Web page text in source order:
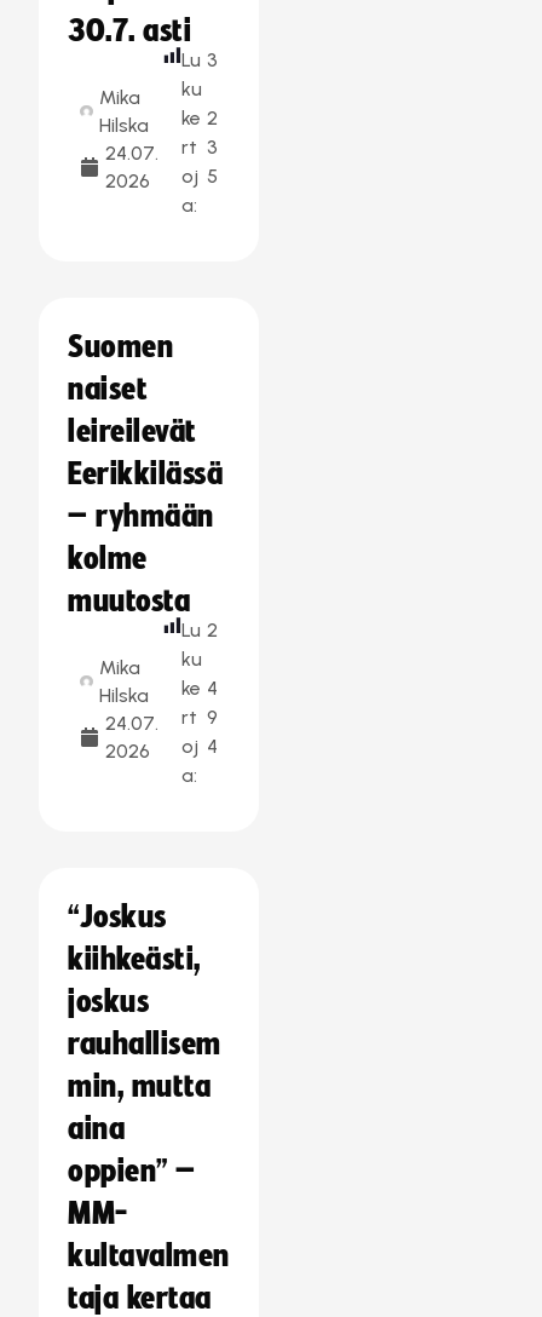
30.7. asti
Mika
Hilska
24.07.
2026
Lu
ku
ke
rt
oj
a:
3
2
3
5
Suomen
naiset
leireilevät
Eerikkilässä
– ryhmään
kolme
muutosta
Mika
Hilska
24.07.
2026
Lu
ku
ke
rt
oj
a:
2
4
9
4
“Joskus
kiihkeästi,
joskus
rauhallisem
min, mutta
aina
oppien” –
MM-
kultavalmen
taja kertaa